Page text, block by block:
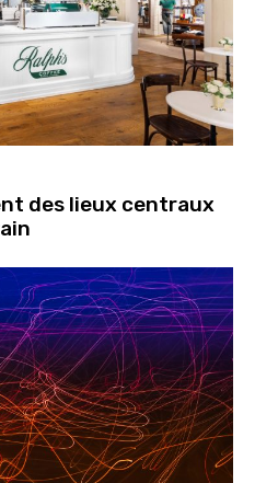
des lieux centraux